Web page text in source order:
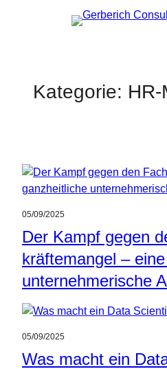
Kategorie:
05/09/2025
Der Kampf gegen
kräftemangel –
unternehmerische
05/09/2025
Was macht ein